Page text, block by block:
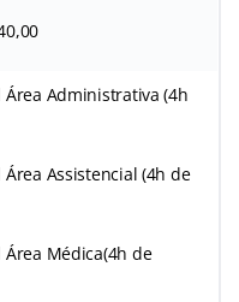
Área Administrativa (4h
Assistencial (4h de
Área Médica(4h de